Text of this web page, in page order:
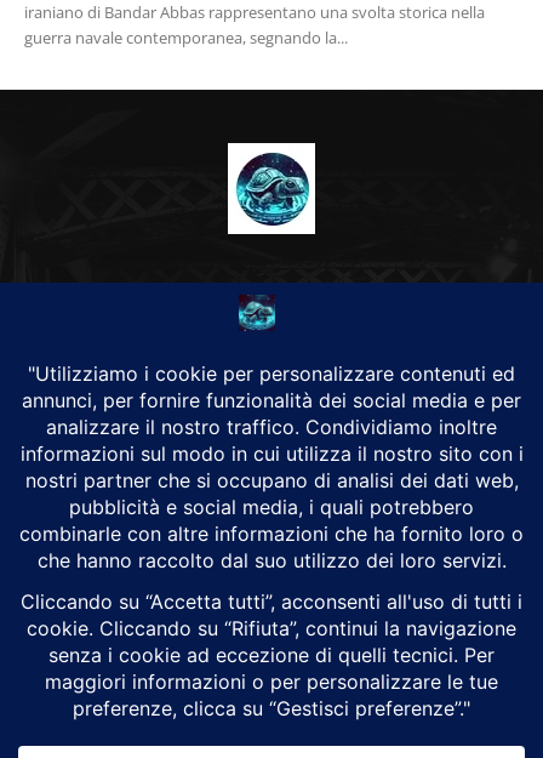
iraniano di Bandar Abbas rappresentano una svolta storica nella
guerra navale contemporanea, segnando la...
CHI SIAMO
Alground Geopolitica e Cyberwarfare.
Da una idea di Brunilde Trizio
Alground fa parte del Gruppo Trizio
SEGUICI
Alground - Testata di Art Consulting - P.iva 02701880995 - Genova -